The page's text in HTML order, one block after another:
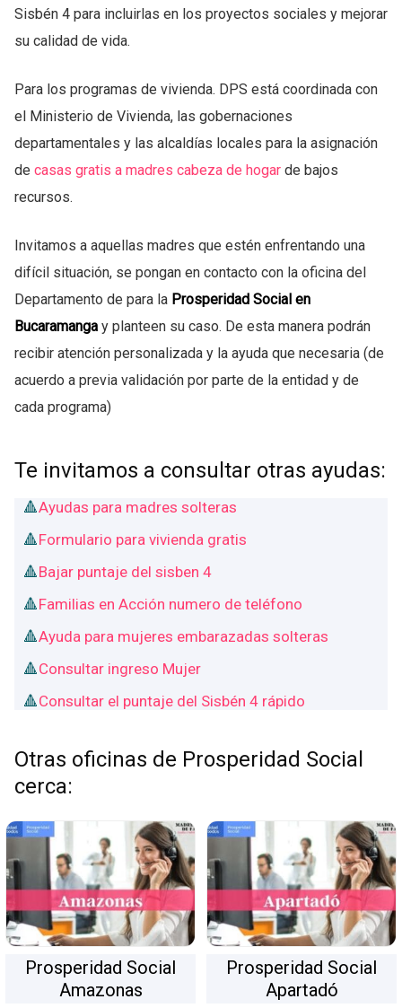
Sisbén 4 para incluirlas en los proyectos sociales y mejorar
su calidad de vida.
Para los programas de vivienda. DPS está coordinada con
el Ministerio de Vivienda, las gobernaciones
departamentales y las alcaldías locales para la asignación
de casas gratis a madres cabeza de hogar de bajos
recursos.
Invitamos a aquellas madres que estén enfrentando una
difícil situación, se pongan en contacto con la oficina del
Departamento de para la Prosperidad Social en
Bucaramanga y planteen su caso. De esta manera podrán
recibir atención personalizada y la ayuda que necesaria (de
acuerdo a previa validación por parte de la entidad y de
cada programa)
Te invitamos a consultar otras ayudas:
Ayudas para madres solteras
Formulario para vivienda gratis
Bajar puntaje del sisben 4
Familias en Acción numero de teléfono
Ayuda para mujeres embarazadas solteras
Consultar ingreso Mujer
Consultar el puntaje del Sisbén 4 rápido
Otras oficinas de Prosperidad Social
cerca:
Prosperidad Social
Amazonas
Prosperidad Social
Apartadó